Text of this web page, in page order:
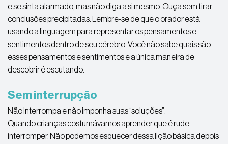
e se sinta alarmado, mas não diga a si mesmo. Ouça sem tirar
conclusões precipitadas. Lembre-se de que o orador está
usando a linguagem para representar os pensamentos e
sentimentos dentro de seu cérebro. Você não sabe quais são
esses pensamentos e sentimentos e a única maneira de
descobrir é escutando.
Sem interrupção
Não interrompa e não imponha suas “soluções”.
Quando crianças costumávamos aprender que é rude
interromper. Não podemos esquecer dessa lição básica depois